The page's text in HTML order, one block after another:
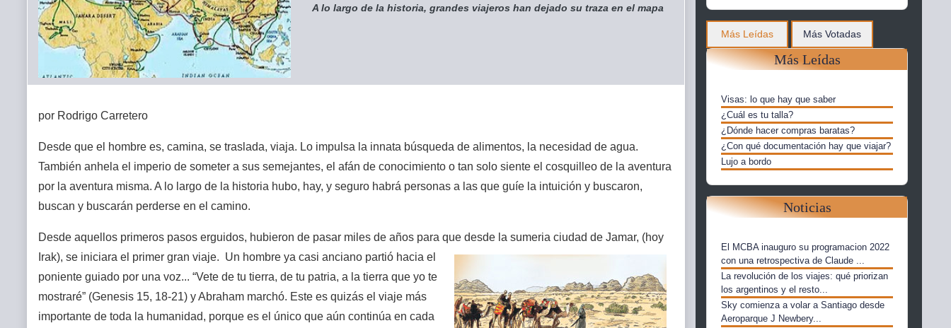
A lo largo de la historia, grandes viajeros han dejado su traza en el mapa
por Rodrigo Carretero
Desde que el hombre es, camina, se traslada, viaja. Lo impulsa la innata búsqueda de alimentos, la necesidad de agua.
También anhela el imperio de someter a sus semejantes, el afán de conocimiento o tan solo siente el cosquilleo de la aventura
por la aventura misma. A lo largo de la historia hubo, hay, y seguro habrá personas a las que guíe la intuición y buscaron,
buscan y buscarán perderse en el camino.
Desde aquellos primeros pasos erguidos, hubieron de pasar miles de años para que desde la sumeria ciudad de Jamar, (hoy
Irak), se iniciara el primer gran viaje. Un hombre ya casi anciano partió hacia el
poniente guiado por una voz... “Vete de tu tierra, de tu patria, a la tierra que yo te
mostraré” (Genesis 15, 18-21) y Abraham marchó. Este es quizás el viaje más
importante de toda la humanidad, porque es el único que aún continúa en cada
Más Leídas Más Votadas
Más Leídas
Visas: lo que hay que saber
¿Cuál es tu talla?
¿Dónde hacer compras baratas?
¿Con qué documentación hay que viajar?
Lujo a bordo
Noticias
El MCBA inauguro su programacion 2022
con una retrospectiva de Claude ...
La revolución de los viajes: qué priorizan
los argentinos y el resto...
Sky comienza a volar a Santiago desde
Aeroparque J Newbery...